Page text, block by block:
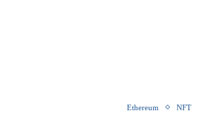
Ethereum NFT